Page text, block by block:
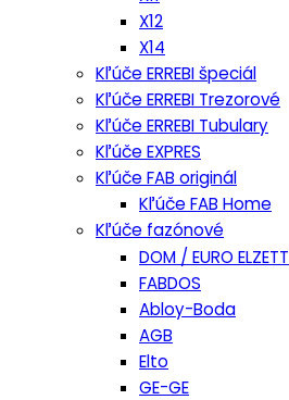
X12
X14
Kľúče ERREBI špeciál
Kľúče ERREBI Trezorové
Kľúče ERREBI Tubulary
Kľúče EXPRES
Kľúče FAB originál
Kľúče FAB Home
Kľúče fazónové
DOM / EURO ELZETT
FABDOS
Abloy-Boda
AGB
Elto
GE-GE